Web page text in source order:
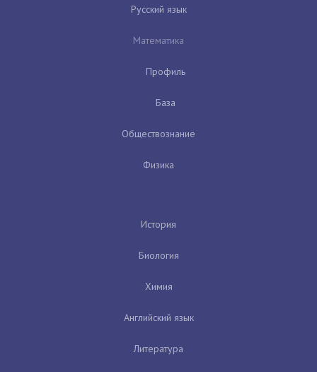
Русский язык
Математика
Профиль
База
Обществознание
Физика
История
Биология
Химия
Английский язык
Литература